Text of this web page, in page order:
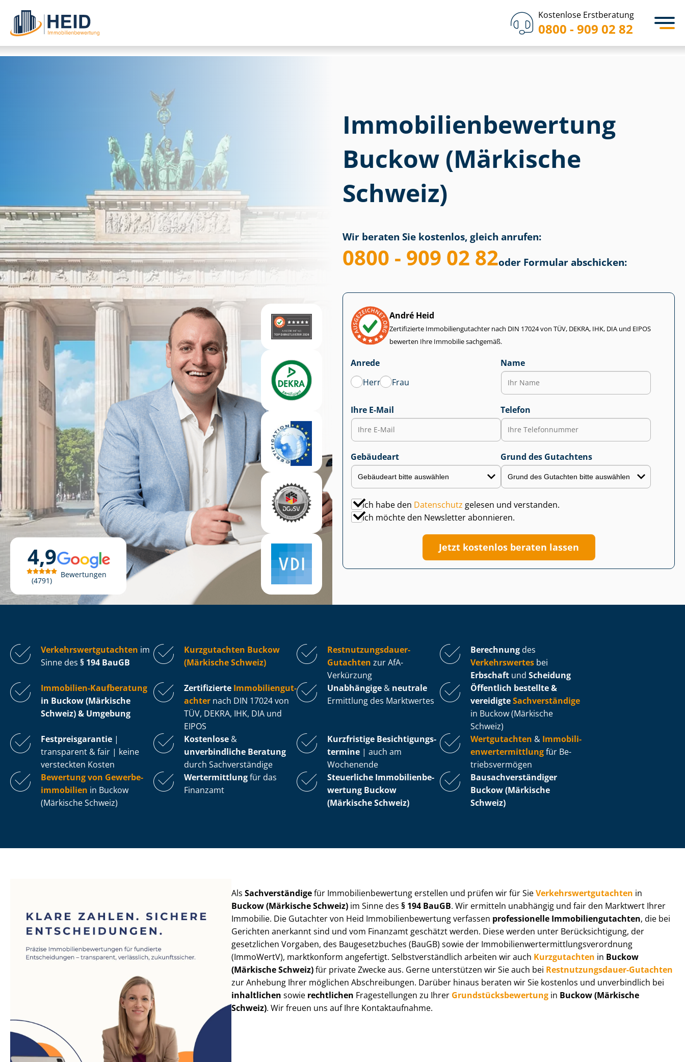
Kostenlose Erstberatung
0800 - 909 02 82
4,9
4791
Bewertungen
Immobilien­bewertung
Buckow (Märkische
Schweiz)
Wir beraten Sie kostenlos, gleich anrufen:
0800 - 909 02 82oder Formular abschicken:
André Heid
Zertifizierte Im­mo­bi­li­en­gut­ach­ter nach DIN 17024 von TÜV, DEKRA, IHK, DIA und EIPOS
bewerten Ihre Immobilie sachgemäß.
Anrede
Herr
Frau
Name
Ihre E-Mail Telefon
Gebäudeart Grund des Gutachtens
Ich habe den Datenschutz gelesen und verstanden.
Ich möchte den Newsletter abonnieren.
Jetzt kostenlos beraten lassen
Ver­kehrs­wert­gut­ach­ten im
Sinne des § 194 BauGB
Kurzgutachten Buckow
(Märkische Schweiz)
Rest­nut­zungs­dau­er-
Gutachten zur AfA-
Verkürzung
Berechnung des
Verkehrswertes bei
Erbschaft und Scheidung
Immobilien-Kaufberatung
in Buckow (Märkische
Schweiz) & Umgebung
Zertifizierte Im­mo­bi­li­en­gut­
ach­ter nach DIN 17024 von
TÜV, DEKRA, IHK, DIA und
EIPOS
Unabhängige & neutrale
Ermittlung des Marktwertes
Öffentlich bestellte &
vereidigteSachverständige
in Buckow (Märkische
Schweiz)
Fest­preis­ga­ran­tie |
transparent & fair | keine
versteckten Kosten
Kostenlose &
unverbindliche Beratung
durch Sachverständige
Kurzfristige Be­sich­ti­gungs­
ter­mi­ne | auch am
Wochenende
Wertgutachten & Im­mo­bi­li­
en­wert­ermitt­lungfür Be­
triebs­ver­mö­gen
Bewertung von Ge­wer­be­
im­mo­bi­li­en in Buckow
(Märkische Schweiz)
Wertermittlungfür das
Finanzamt
Steuerliche Im­mo­bi­li­en­be­
wer­tung Buckow
(Märkische Schweiz)
Bau­sach­ver­stän­di­ger
Buckow (Märkische
Schweiz)
AlsSachverständigefür Im­mo­bi­li­en­be­wer­tung erstellen und prüfen wir für SieVer­kehrs­wert­gut­ach­ten in
Buckow (Märkische Schweiz) im Sinne des§ 194 BauGB. Wir ermitteln unabhängig und fair den Marktwert Ihrer
Immobilie. Die Gutachter von Heid Im­mo­bi­li­en­be­wer­tung verfassen professionelle Im­mo­bi­li­en­gut­ach­ten, die bei
Gerichten anerkannt sind und vom Finanzamt geschätzt werden. Diese werden unter Be­rück­sich­ti­gung, der
gesetzlichen Vorgaben, des Baugesetzbuches (BauGB) sowie der Im­mo­bi­li­en­wert­ermitt­lungs­ver­ord­nung
(ImmoWertV), marktkonform angefertigt. Selbst­ver­ständ­lich arbeiten wir auch Kurzgutachten in Buckow
(Märkische Schweiz)für private Zwecke aus. Gerne unterstützen wir Sie auch bei Rest­nut­zungs­dau­er-Gutachten
zur Anhebung Ihrer möglichen Abschreibungen. Darüber hinaus beraten wir Sie kostenlos und unverbindlich bei
inhaltlichen sowie rechtlichen Fragestellungen zu Ihrer Grund­stücks­be­wer­tung in Buckow (Märkische
Schweiz). Wir freuen uns auf Ihre Kontaktaufnahme.